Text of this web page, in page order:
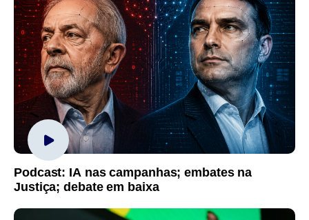
Podcast: IA nas campanhas; embates na
Justiça; debate em baixa